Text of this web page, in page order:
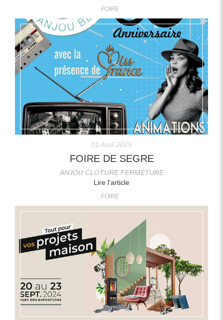
FOIRE
01 Avril 2025
FOIRE DE SEGRE
ANJOU CLOTURE FERMETURE
Lire l'article
FOIRE